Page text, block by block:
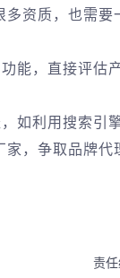
资质，也需要
能，直接评估
如利用搜索引
，争取品牌代
责任